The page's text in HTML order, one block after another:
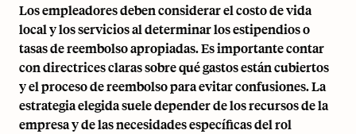
Los empleadores deben considerar el costo de vida
local y los servicios al determinar los estipendios o
tasas de reembolso apropiadas. Es importante contar
con directrices claras sobre qué gastos están cubiertos
y el proceso de reembolso para evitar confusiones. La
estrategia elegida suele depender de los recursos de la
empresa y de las necesidades específicas del rol